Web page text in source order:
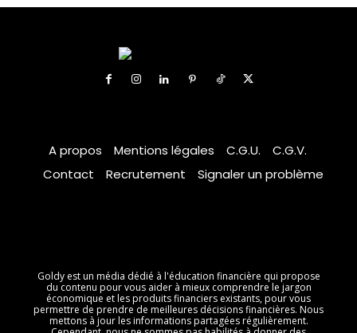
A propos Mentions légales C.G.U.
C.G.V.
Contact
Recrutement Signaler un problème
Goldy est un média dédié à l'éducation financière qui propose
du contenu pour vous aider à mieux comprendre le jargon
économique et les produits financiers existants, pour vous
permettre de prendre de meilleures décisions financières. Nous
mettons à jour les informations partagées régulièrement.